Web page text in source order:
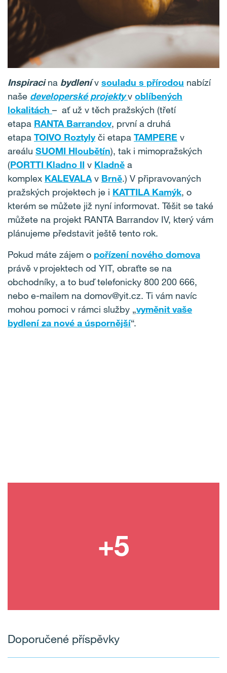
Inspiracina bydlenív souladu s přírodou nabízí
naše developerské projekty v oblíbených
lokalitách – ať už v těch pražských (třetí
etapa RANTA Barrandov, první a druhá
etapa TOIVO Roztylyči etapa TAMPERE v
areálu SUOMI Hloubětín), tak i mimopražských
(PORTTI Kladno II v Kladně a
komplex KALEVALA v Brně.) V připravovaných
pražských projektech je i KATTILA Kamýk, o
kterém se můžete již nyní informovat. Těšit se také
můžete na projekt RANTA Barrandov IV, který vám
plánujeme představit ještě tento rok.
Pokud máte zájem o pořízení nového domova
právě v projektech od YIT, obraťte se na
obchodníky, a to buď telefonicky 800 200 666,
nebo e-mailem na domov@yit.cz. Ti vám navíc
mohou pomoci v rámci služby „vyměnit vaše
bydlení za nové a úspornější“.
Doporučené příspěvky